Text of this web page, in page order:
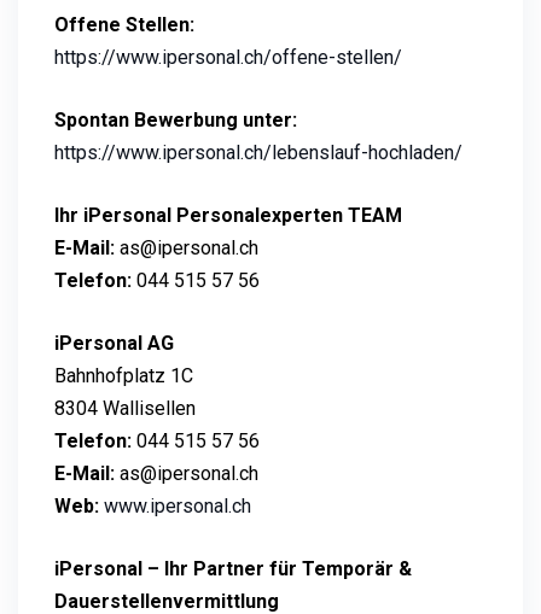
Offene Stellen:
https://www.ipersonal.ch/offene-stellen/
Spontan Bewerbung unter:
https://www.ipersonal.ch/lebenslauf-hochladen/
Ihr iPersonal Personalexperten TEAM
E-Mail: as@ipersonal.ch
Telefon: 044 515 57 56
iPersonal AG
Bahnhofplatz 1C
8304 Wallisellen
Telefon: 044 515 57 56
E-Mail: as@ipersonal.ch
Web: www.ipersonal.ch
iPersonal – Ihr Partner für Temporär &
Dauerstellenvermittlung